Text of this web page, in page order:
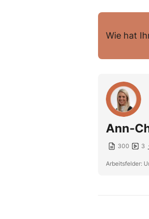
Wie hat
Ann-
300 3
Arbeitsfelder: